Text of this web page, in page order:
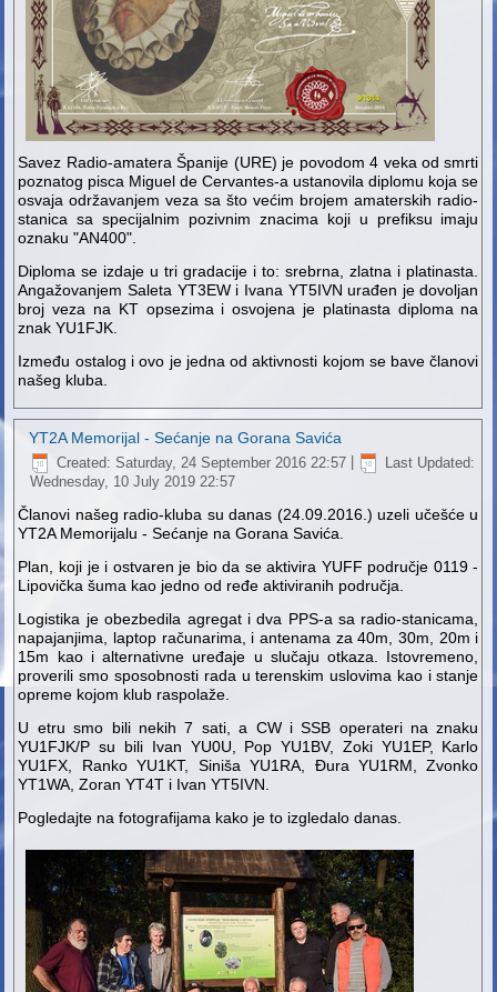
Savez Radio-amatera Španije (URE) je povodom 4 veka od smrti
poznatog pisca Miguel de Cervantes-a ustanovila diplomu koja se
osvaja održavanjem veza sa što većim brojem amaterskih radio-
stanica sa specijalnim pozivnim znacima koji u prefiksu imaju
oznaku "AN400".
Diploma se izdaje u tri gradacije i to: srebrna, zlatna i platinasta.
Angažovanjem Saleta YT3EW i Ivana YT5IVN urađen je dovoljan
broj veza na KT opsezima i osvojena je platinasta diploma na
znak YU1FJK.
Između ostalog i ovo je jedna od aktivnosti kojom se bave članovi
našeg kluba.
YT2A Memorijal - Sećanje na Gorana Savića
Created: Saturday, 24 September 2016 22:57
Last Updated:
Wednesday, 10 July 2019 22:57
Članovi našeg radio-kluba su danas (24.09.2016.) uzeli učešće u
YT2A Memorijalu - Sećanje na Gorana Savića.
Plan, koji je i ostvaren je bio da se aktivira YUFF područje 0119 -
Lipovička šuma kao jedno od ređe aktiviranih područja.
Logistika je obezbedila agregat i dva PPS-a sa radio-stanicama,
napajanjima, laptop računarima, i antenama za 40m, 30m, 20m i
15m kao i alternativne uređaje u slučaju otkaza. Istovremeno,
proverili smo sposobnosti rada u terenskim uslovima kao i stanje
opreme kojom klub raspolaže.
U etru smo bili nekih 7 sati, a CW i SSB operateri na znaku
YU1FJK/P su bili Ivan YU0U, Pop YU1BV, Zoki YU1EP, Karlo
YU1FX, Ranko YU1KT, Siniša YU1RA, Đura YU1RM, Zvonko
YT1WA, Zoran YT4T i Ivan YT5IVN.
Pogledajte na fotografijama kako je to izgledalo danas.